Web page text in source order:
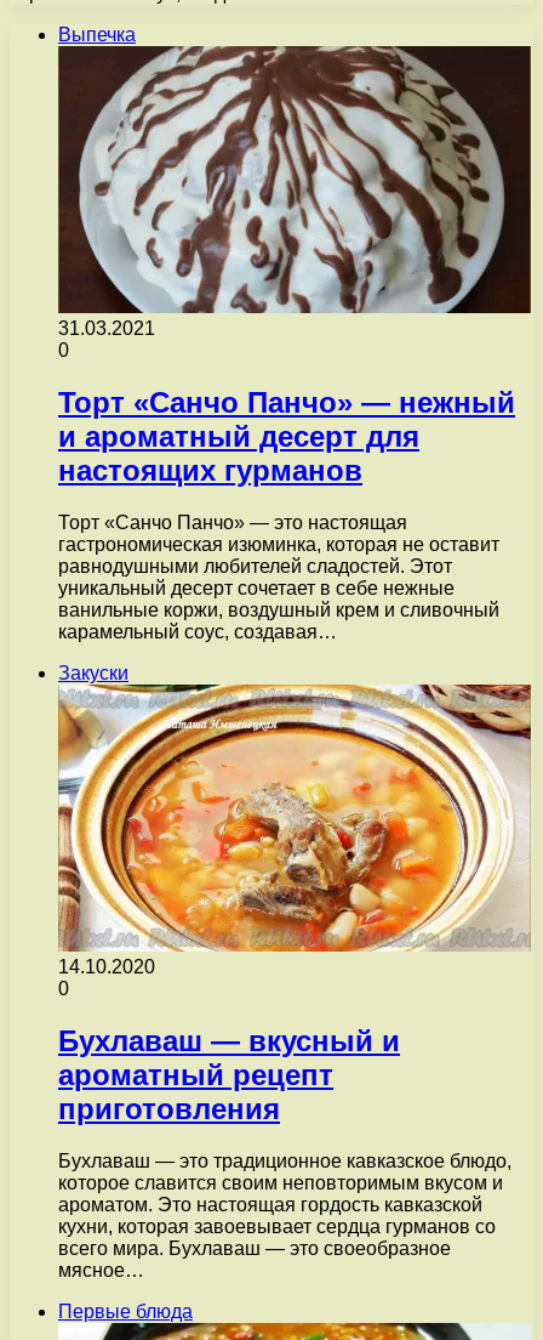
Выпечка
31.03.2021
0
Торт «Санчо Панчо» — нежный
и ароматный десерт для
настоящих гурманов
Торт «Санчо Панчо» — это настоящая
гастрономическая изюминка, которая не оставит
равнодушными любителей сладостей. Этот
уникальный десерт сочетает в себе нежные
ванильные коржи, воздушный крем и сливочный
карамельный соус, создавая…
Закуски
14.10.2020
0
Бухлаваш — вкусный и
ароматный рецепт
приготовления
Бухлаваш — это традиционное кавказское блюдо,
которое славится своим неповторимым вкусом и
ароматом. Это настоящая гордость кавказской
кухни, которая завоевывает сердца гурманов со
всего мира. Бухлаваш — это своеобразное
мясное…
Первые блюда